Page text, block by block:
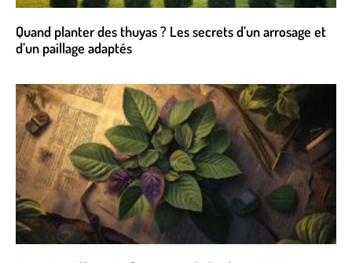
Quand planter des thuyas ? Les secrets d’un arrosage et
d’un paillage adaptés